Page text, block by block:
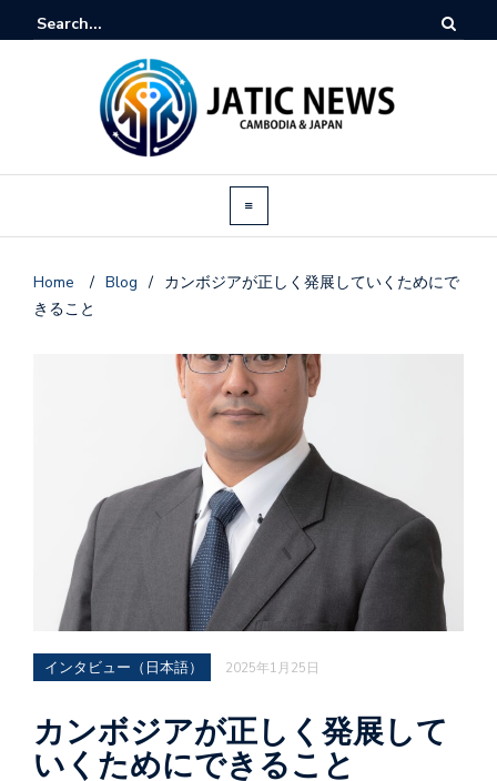
Home / Blog / カンボジアが正しく発展していくためにで
きること
インタビュー（日本語） 2025年1月25日
カンボジアが正しく発展して
いくためにできること